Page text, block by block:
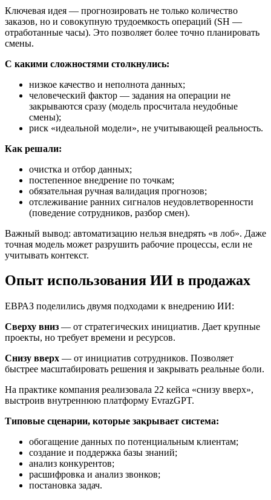
Ключевая идея — прогнозировать не только количество
заказов, но и совокупную трудоемкость операций (SH —
отработанные часы). Это позволяет более точно планировать
смены.
С какими сложностями столкнулись:
низкое качество и неполнота данных;
человеческий фактор — задания на операции не
закрываются сразу (модель просчитала неудобные
смены);
риск «идеальной модели», не учитывающей реальность.
Как решали:
очистка и отбор данных;
постепенное внедрение по точкам;
обязательная ручная валидация прогнозов;
отслеживание ранних сигналов неудовлетворенности
(поведение сотрудников, разбор смен).
Важный вывод: автоматизацию нельзя внедрять «в лоб». Даже
точная модель может разрушить рабочие процессы, если не
учитывать контекст.
Опыт использования ИИ в продажах
ЕВРАЗ поделились двумя подходами к внедрению ИИ:
Сверху вниз — от стратегических инициатив. Дает крупные
проекты, но требует времени и ресурсов.
Снизу вверх — от инициатив сотрудников. Позволяет
быстрее масштабировать решения и закрывать реальные боли.
На практике компания реализовала 22 кейса «снизу вверх»,
выстроив внутреннюю платформу EvrazGPT.
Типовые сценарии, которые закрывает система:
обогащение данных по потенциальным клиентам;
создание и поддержка базы знаний;
анализ конкурентов;
расшифровка и анализ звонков;
постановка задач.